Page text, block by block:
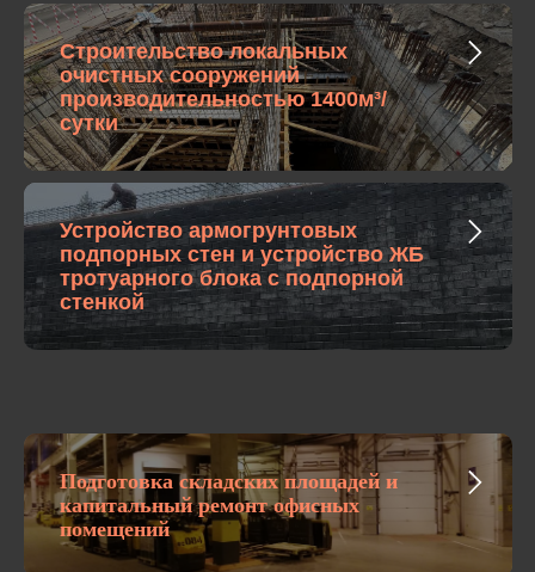
Строительство локальных
очистных сооружений
производительностью 1400м³/
сутки
Устройство армогрунтовых
подпорных стен и устройство ЖБ
тротуарного блока с подпорной
стенкой
Подготовка складских площадей и
капитальный ремонт офисных
помещений